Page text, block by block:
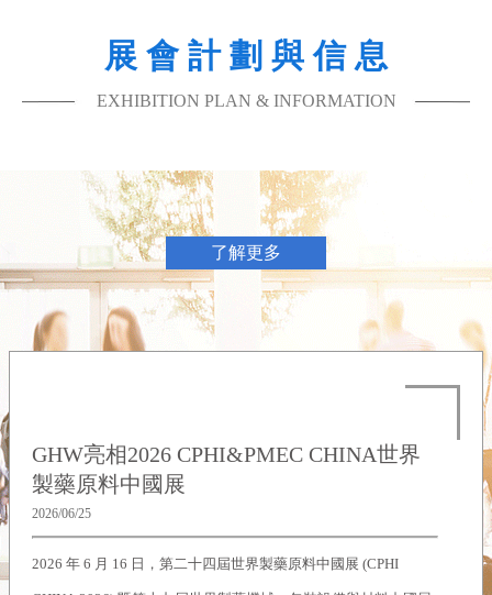
展 會 計 劃 與 信 息
EXHIBITION PLAN & INFORMATION
了解更多
GHW亮相2026 CPHI&PMEC CHINA世界
製藥原料中國展
2026/06/25
2026 年 6 月 16 日，第二十四屆世界製藥原料中國展 (CPHI